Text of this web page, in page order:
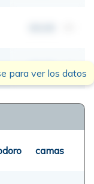
00,00 mt
para ver los datos
camas